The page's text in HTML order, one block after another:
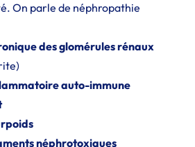
On parle de néphropathie
des glomérules rénaux
auto-immune
néphrotoxiques